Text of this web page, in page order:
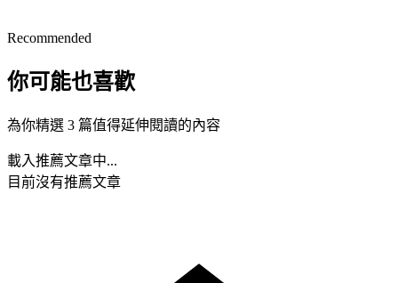
Recommended
你可能也喜歡
為你精選 3 篇值得延伸閱讀的內容
載入推薦文章中...
目前沒有推薦文章